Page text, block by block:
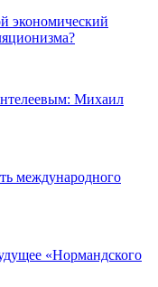
экономический
Михаил
международного
«Нормандского